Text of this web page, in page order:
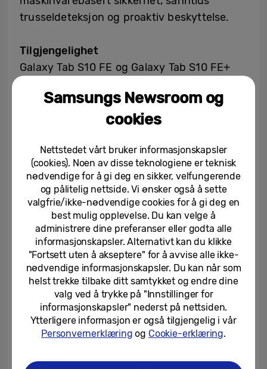
trusseldeteksjon og proaktiv beskyttelse.
Tilgjengelighet
Galaxy Tab S10 FE og Galaxy Tab S10 FE+
med 3. april, i tre farger: grå, sølv og blå
starter på 7490 NOK og for Galaxy Tab S10
FE+ starter på 9790 NOK.
Galaxy Tab S10
FE (10.9-inch)
Galaxy Tab S10
FE+ (13.1-inch)
10.9-inch, LCD
(Up to to 90Hz)
13.1-inch, LCD
(Up to 90Hz)
* Measured diagonally as a full
rectangle without accounting for
the rounded corners. Actual
viewable area is less due to the
rounded corners.
6.0 mm,
6.0 mm​,
Samsungs Newsroom og
cookies
Nettstedet vårt bruker informasjonskapsler
(cookies). Noen av disse teknologiene er teknisk
nødvendige for å gi deg en sikker, velfungerende
og pålitelig nettside. Vi ønsker også å sette
valgfrie/ikke-nødvendige cookies for å gi deg en
best mulig opplevelse. Du kan velge å
administrere dine preferanser eller godta alle
informasjonskapsler. Alternativt kan du klikke
"Fortsett uten å akseptere" for å avvise alle ikke-
nødvendige informasjonskapsler. Du kan når som
helst trekke tilbake ditt samtykket og endre dine
valg ved å trykke på "Innstillinger for
informasjonskapsler" nederst på nettsiden.
Ytterligere informasjon er også tilgjengelig i vår
Personvernerklæring og Cookie-erklæring.